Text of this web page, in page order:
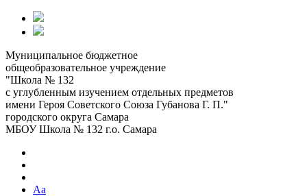
Муниципальное бюджетное
общеобразовательное учреждение
"Школа № 132
с углубленным изучением отдельных предметов
имени Героя Советского Союза Губанова Г. П."
городского округа Самара
МБОУ Школа № 132 г.о. Самара
Aa